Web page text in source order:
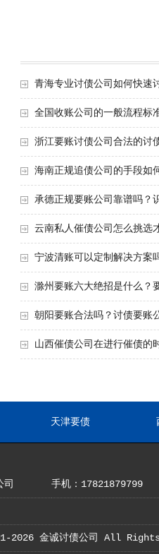
青海专业讨债公司如何快速
全国收账公司的一般流程标
浙江要账讨债公司合法的讨
海南正规追债公司的手段如
承德正规要账公司靠谱吗？
云南私人催债公司怎么挑选
宁波清账可以定制解决方案
滁州要账六大绝招是什么？
朝阳要账合法吗？讨债要账
山西催债公司在进行催债的
天津要债
手机：17821879799
2026 金诚讨债公司 All